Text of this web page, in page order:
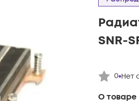
О товаре
SNR-
0 Нет